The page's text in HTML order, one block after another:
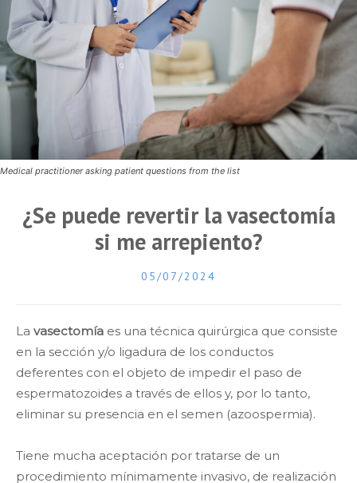
Medical practitioner asking patient questions from the list
¿Se puede revertir la vasectomía
si me arrepiento?
05/07/2024
La vasectomía es una técnica quirúrgica que consiste
en la sección y/o ligadura de los conductos
deferentes con el objeto de impedir el paso de
espermatozoides a través de ellos y, por lo tanto,
eliminar su presencia en el semen (azoospermia).
Tiene mucha aceptación por tratarse de un
procedimiento mínimamente invasivo, de realización